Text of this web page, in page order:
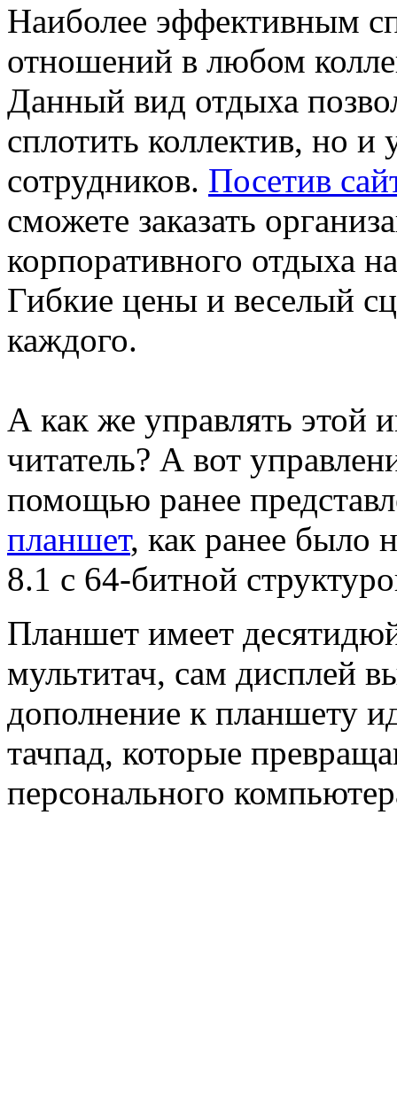
Наиболее эффективным
отношений в любом
Данный вид отдыха
сплотить коллектив, но и
сотрудников. Посетив
сможете заказать
корпоративного отдыха
Гибкие цены и веселый
каждого.
А как же управлять этой
читатель? А вот
помощью ранее
планшет, как ранее было
8.1 с 64-битной
Планшет имеет
мультитач, сам дисплей
дополнение к планшету
тачпад, которые
персонального